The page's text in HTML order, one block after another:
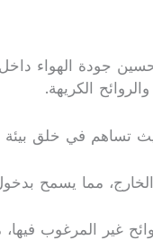
جودة الهواء داخل
الكريهة.
حيث تساهم في خلق
مما يسمح
غير المرغوب